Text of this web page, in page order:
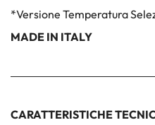
*Versione Temperatura
MADE IN ITALY
CARATTERISTICHE